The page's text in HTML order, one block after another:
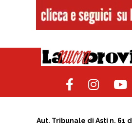
Aut. Tribunale di Asti n. 61